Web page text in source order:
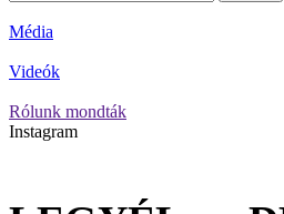
Média
Videók
Rólunk mondták
Instagram